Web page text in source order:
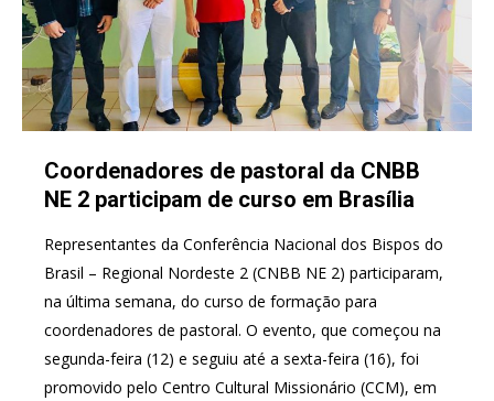
Coordenadores de pastoral da CNBB
NE 2 participam de curso em Brasília
Representantes da Conferência Nacional dos Bispos do
Brasil – Regional Nordeste 2 (CNBB NE 2) participaram,
na última semana, do curso de formação para
coordenadores de pastoral. O evento, que começou na
segunda-feira (12) e seguiu até a sexta-feira (16), foi
promovido pelo Centro Cultural Missionário (CCM), em